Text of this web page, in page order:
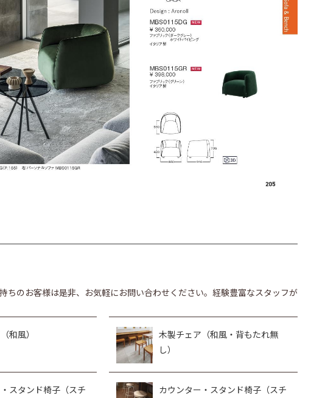
ちのお客様は是非、お気軽にお問い合わせください。経験豊富なスタッフが
和風）
木製チェア（和風・背もたれ無
し）
スタンド椅子（スチ
カウンター・スタンド椅子（スチ